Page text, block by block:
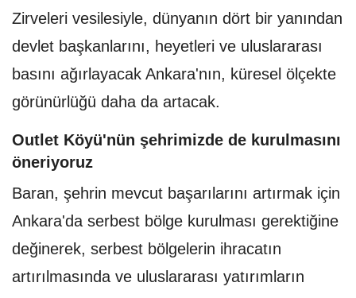
Zirveleri vesilesiyle, dünyanın dört bir yanından
devlet başkanlarını, heyetleri ve uluslararası
basını ağırlayacak Ankara'nın, küresel ölçekte
görünürlüğü daha da artacak.
Outlet Köyü'nün şehrimizde de kurulmasını
öneriyoruz
Baran, şehrin mevcut başarılarını artırmak için
Ankara'da serbest bölge kurulması gerektiğine
değinerek, serbest bölgelerin ihracatın
artırılmasında ve uluslararası yatırımların